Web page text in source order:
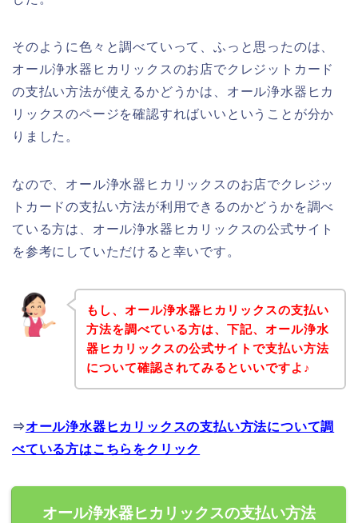
そのように色々と調べていって、ふっと思ったのは、
オール浄水器ヒカリックスのお店でクレジットカード
の支払い方法が使えるかどうかは、オール浄水器ヒカ
リックスのページを確認すればいいということが分か
りました。
なので、オール浄水器ヒカリックスのお店でクレジッ
トカードの支払い方法が利用できるのかどうかを調べ
ている方は、オール浄水器ヒカリックスの公式サイト
を参考にしていただけると幸いです。
もし、オール浄水器ヒカリックスの支払い
方法を調べている方は、下記、オール浄水
器ヒカリックスの公式サイトで支払い方法
について確認されてみるといいですよ♪
⇒オール浄水器ヒカリックスの支払い方法について調
べている方はこちらをクリック
オール浄水器ヒカリックスの支払い方法